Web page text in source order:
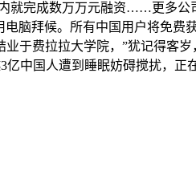
就完成数万万元融资……更多公
脑拜候。所有中国用户将免费
于费拉拉大学院，”犹记得客
中国人遭到睡眠妨碍搅扰，正